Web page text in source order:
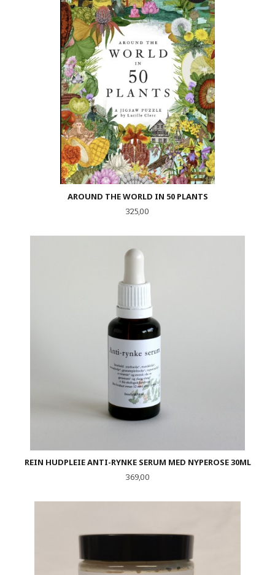
AROUND THE WORLD IN 50 PLANTS
Pris
325,00
REIN HUDPLEIE ANTI-RYNKE SERUM MED NYPEROSE 30ML
Pris
369,00